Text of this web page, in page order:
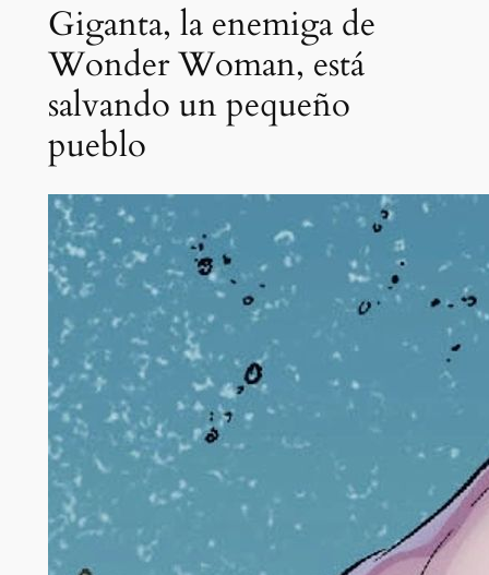
Giganta, la enemiga de
Wonder Woman, está
salvando un pequeño
pueblo